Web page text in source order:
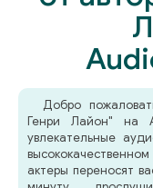
Добро
Генри Лайон" на
увлекательные
актеры переносят